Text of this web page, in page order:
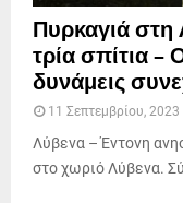
Πυρκαγιά
τρία σπίτια –
δυνάμεις
11 Σεπτεμβρίου, 2023
Λύβενα – Έντονη
στο χωριό Λύβενα.